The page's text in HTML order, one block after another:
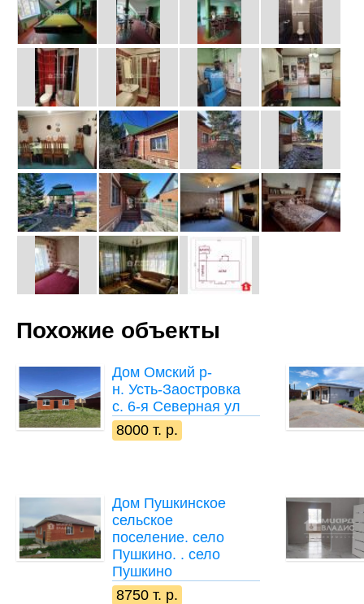
Похожие объекты
Дом Омский р-
н. Усть-Заостровка
с. 6-я Северная ул
8000 т. р.
Дом Пушкинское
сельское
поселение. село
Пушкино. . село
Пушкино
8750 т. р.